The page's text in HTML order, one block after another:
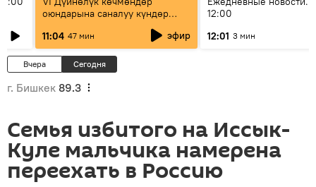
оюндарына саналуу күндөр
калды: даярдык иштери кайсы
этапка жетти?
11:04 47 мин эфир
12:00
12:01 3 мин
Вчера Сегодня
г. Бишкек 89.3
Семья избитого на Иссык-
Куле мальчика намерена
переехать в Россию